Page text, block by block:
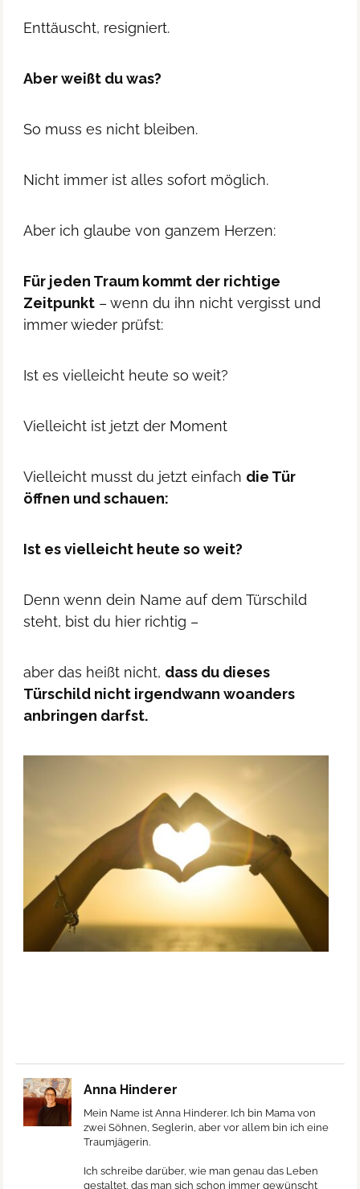
Enttäuscht, resigniert.
Aber weißt du was?
So muss es nicht bleiben.
Nicht immer ist alles sofort möglich.
Aber ich glaube von ganzem Herzen:
Für jeden Traum kommt der richtige
Zeitpunkt – wenn du ihn nicht vergisst und
immer wieder prüfst:
Ist es vielleicht heute so weit?
Vielleicht ist jetzt der Moment
Vielleicht musst du jetzt einfach die Tür
öffnen und schauen:
Ist es vielleicht heute so weit?
Denn wenn dein Name auf dem Türschild
steht, bist du hier richtig –
aber das heißt nicht, dass du dieses
Türschild nicht irgendwann woanders
anbringen darfst.
Anna Hinderer
Mein Name ist Anna Hinderer. Ich bin Mama von
zwei Söhnen, Seglerin, aber vor allem bin ich eine
Traumjägerin.
Ich schreibe darüber, wie man genau das Leben
gestaltet, das man sich schon immer gewünscht